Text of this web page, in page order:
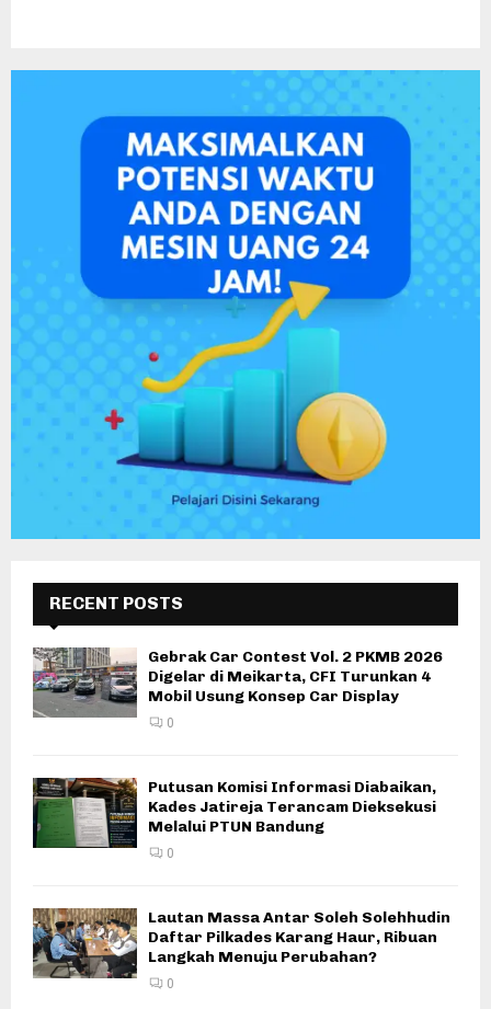
RECENT POSTS
Gebrak Car Contest Vol. 2 PKMB 2026
Digelar di Meikarta, CFI Turunkan 4
Mobil Usung Konsep Car Display
0
Putusan Komisi Informasi Diabaikan,
Kades Jatireja Terancam Dieksekusi
Melalui PTUN Bandung
0
Lautan Massa Antar Soleh Solehhudin
Daftar Pilkades Karang Haur, Ribuan
Langkah Menuju Perubahan?
0